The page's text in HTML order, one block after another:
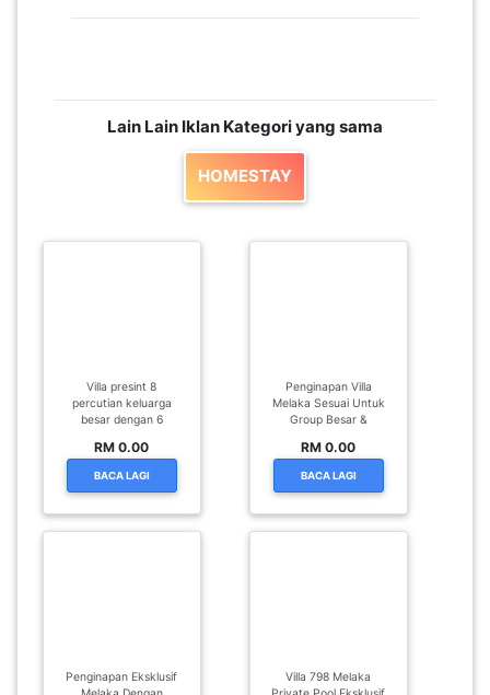
Lain Lain Iklan Kategori yang sama
HOMESTAY
Villa presint 8
percutian keluarga
besar dengan 6
RM 0.00
BACA LAGI
Penginapan Villa
Melaka Sesuai Untuk
Group Besar &
RM 0.00
BACA LAGI
Penginapan Eksklusif
Villa 798 Melaka